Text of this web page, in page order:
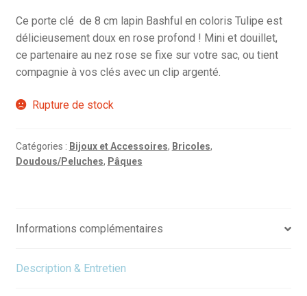
Ce porte clé de 8 cm lapin Bashful en coloris Tulipe est
délicieusement doux en rose profond ! Mini et douillet,
ce partenaire au nez rose se fixe sur votre sac, ou tient
compagnie à vos clés avec un clip argenté.
Rupture de stock
Catégories : Bijoux et Accessoires, Bricoles,
Doudous/Peluches, Pâques
Informations complémentaires
Description & Entretien